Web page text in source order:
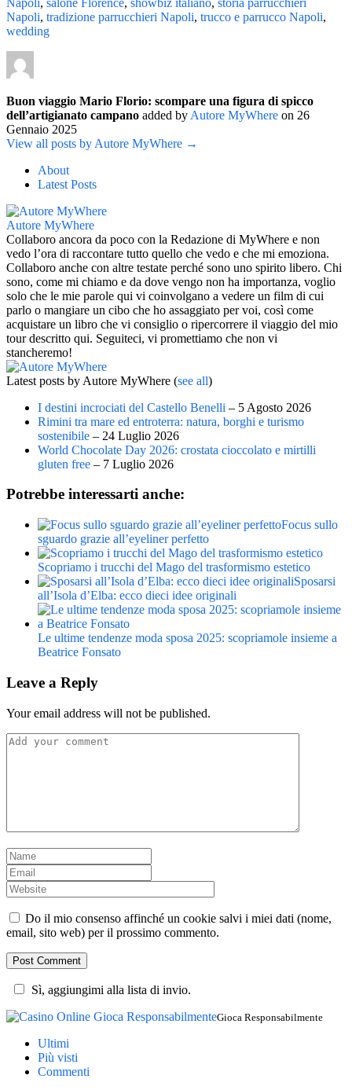
Napoli, tradizione parrucchieri Napoli, trucco e parrucco Napoli,
wedding
Buon viaggio Mario Florio: scompare una figura di spicco
dell’artigianato campano added by Autore MyWhere on 26
Gennaio 2025
View all posts by Autore MyWhere →
About
Latest Posts
Autore MyWhere
Collaboro ancora da poco con la Redazione di MyWhere e non
vedo l’ora di raccontare tutto quello che vedo e che mi emoziona.
Collaboro anche con altre testate perché sono uno spirito libero. Chi
sono, come mi chiamo e da dove vengo non ha importanza, voglio
solo che le mie parole qui vi coinvolgano a vedere un film di cui
parlo o mangiare un cibo che ho assaggiato per voi, così come
acquistare un libro che vi consiglio o ripercorrere il viaggio del mio
tour descritto qui. Seguiteci, vi promettiamo che non vi
stancheremo!
Latest posts by Autore MyWhere (see all)
I destini incrociati del Castello Benelli – 5 Agosto 2026
Rimini tra mare ed entroterra: natura, borghi e turismo
sostenibile – 24 Luglio 2026
World Chocolate Day 2026: crostata cioccolato e mirtilli
gluten free – 7 Luglio 2026
Potrebbe interessarti anche:
Focus sullo
sguardo grazie all’eyeliner perfetto
Scopriamo i trucchi del Mago del trasformismo estetico
Sposarsi
all’Isola d’Elba: ecco dieci idee originali
Le ultime tendenze moda sposa 2025: scopriamole insieme a
Beatrice Fonsato
Leave a Reply
Your email address will not be published.
Do il mio consenso affinché un cookie salvi i miei dati (nome,
email, sito web) per il prossimo commento.
Sì, aggiungimi alla lista di invio.
Gioca Responsabilmente
Ultimi
Più visti
Commenti